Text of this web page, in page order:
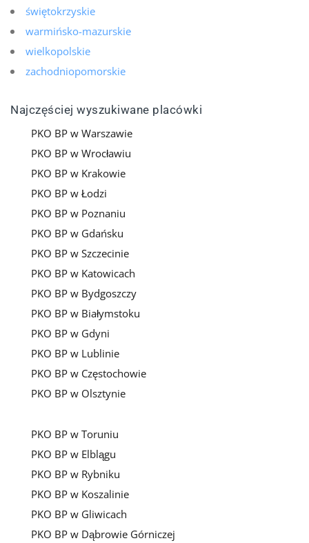
świętokrzyskie
warmińsko-mazurskie
wielkopolskie
zachodniopomorskie
Najczęściej wyszukiwane placówki
PKO BP w Warszawie
PKO BP w Wrocławiu
PKO BP w Krakowie
PKO BP w Łodzi
PKO BP w Poznaniu
PKO BP w Gdańsku
PKO BP w Szczecinie
PKO BP w Katowicach
PKO BP w Bydgoszczy
PKO BP w Białymstoku
PKO BP w Gdyni
PKO BP w Lublinie
PKO BP w Częstochowie
PKO BP w Olsztynie
PKO BP w Toruniu
PKO BP w Elblągu
PKO BP w Rybniku
PKO BP w Koszalinie
PKO BP w Gliwicach
PKO BP w Dąbrowie Górniczej